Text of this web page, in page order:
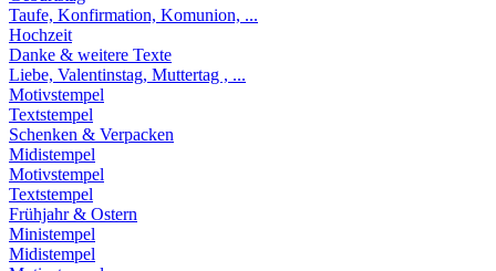
Taufe, Konfirmation, Komunion, ...
Hochzeit
Danke & weitere Texte
Liebe, Valentinstag, Muttertag , ...
Motivstempel
Textstempel
Schenken & Verpacken
Midistempel
Motivstempel
Textstempel
Frühjahr & Ostern
Ministempel
Midistempel